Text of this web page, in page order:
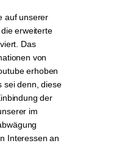
auf unserer
erweiterte
Das
von
erhoben
sei denn, diese
der
im
Interessen an